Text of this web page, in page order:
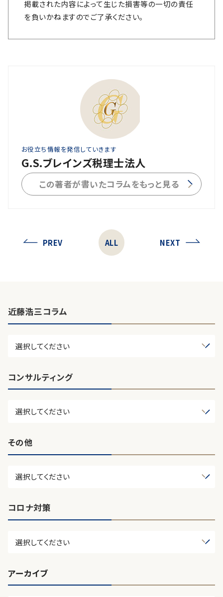
掲載された内容によって生じた損害等の一切の責任
を負いかねますのでご了承ください。
お役立ち情報を発信していきます
G.S.ブレインズ税理士法人
この著者が書いたコラムをもっと見る
PREV ALL NEXT
近藤浩三コラム
コンサルティング
その他
コロナ対策
アーカイブ